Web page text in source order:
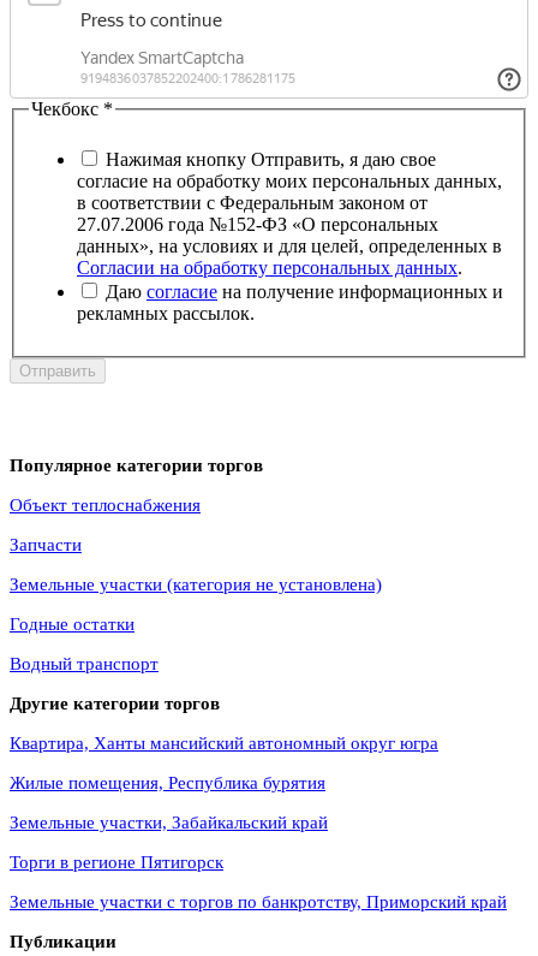
Чекбокс *
Нажимая кнопку Отправить, я даю свое
согласие на обработку моих персональных данных,
в соответствии с Федеральным законом от
27.07.2006 года №152-ФЗ «О персональных
данных», на условиях и для целей, определенных в
Согласии на обработку персональных данных.
Даю согласие на получение информационных и
рекламных рассылок.
Отправить
Популярное категории торгов
Объект теплоснабжения
Запчасти
Земельные участки (категория не установлена)
Годные остатки
Водный транспорт
Другие категории торгов
Квартира, Ханты мансийский автономный округ югра
Жилые помещения, Республика бурятия
Земельные участки, Забайкальский край
Торги в регионе Пятигорск
Земельные участки с торгов по банкротству, Приморский край
Публикации